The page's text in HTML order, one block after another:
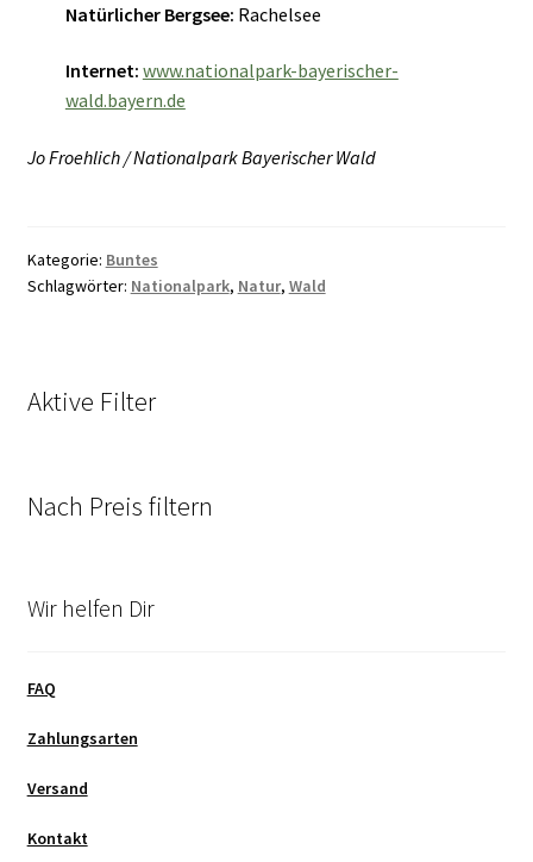
Natürlicher Bergsee: Rachelsee
Internet: www.nationalpark-bayerischer-
wald.bayern.de
Jo Froehlich / Nationalpark Bayerischer Wald
Kategorie: Buntes
Schlagwörter: Nationalpark, Natur, Wald
Aktive Filter
Nach Preis filtern
Wir helfen Dir
FAQ
Zahlungsarten
Versand
Kontakt